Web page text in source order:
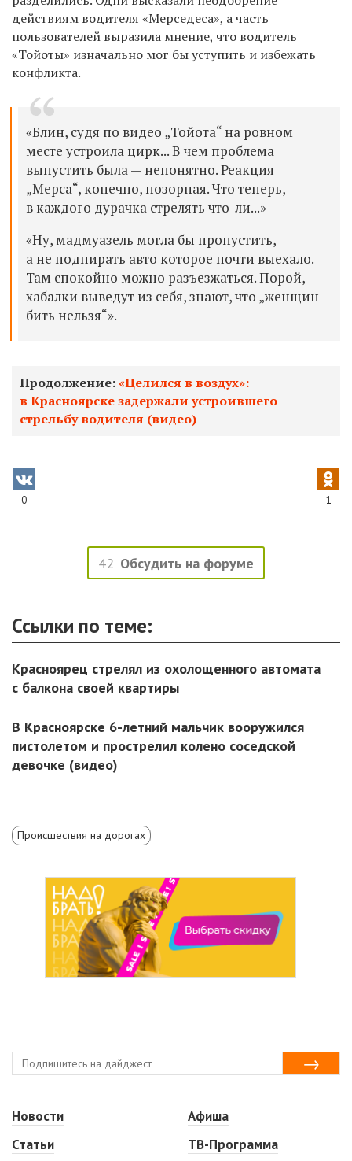
действиям водителя «Мерседеса», а часть
пользователей выразила мнение, что водитель
«Тойоты» изначально мог бы уступить и избежать
конфликта.
«Блин, судя по видео „Тойота“ на ровном
месте устроила цирк... В чем проблема
выпустить была — непонятно. Реакция
„Мерса“, конечно, позорная. Что теперь,
в каждого дурачка стрелять что-ли...»
«Ну, мадмуазель могла бы пропустить,
а не подпирать авто которое почти выехало.
Там спокойно можно разъезжаться. Порой,
хабалки выведут из себя, знают, что „женщин
бить нельзя“».
Продолжение:«Целился в воздух»:
в Красноярске задержали устроившего
стрельбу водителя (видео)
0 1
42 Обсудить на форуме
Ссылки по теме:
Красноярец стрелял из охолощенного автомата
с балкона своей квартиры
В Красноярске 6-летний мальчик вооружился
пистолетом и прострелил колено соседской
девочке (видео)
Происшествия на дорогах
Новости
Статьи
Афиша
ТВ-Программа